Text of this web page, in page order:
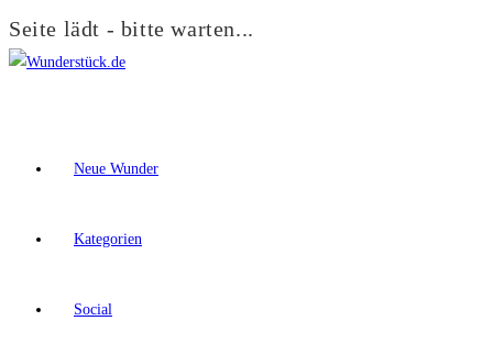
Seite lädt - bitte warten...
Zum
Neue Wunder
Kategorien
Social